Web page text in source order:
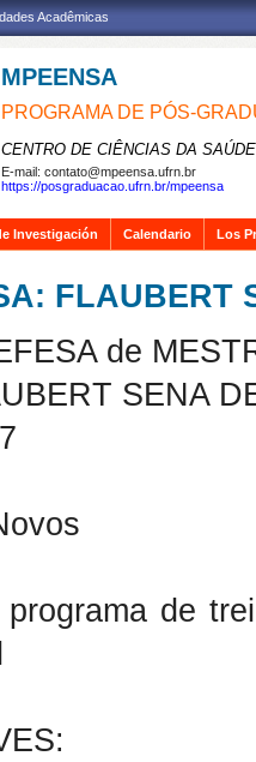
Acadêmicas
MPEENSA
PROGRAMA DE PÓS-
CENTRO DE CIÊNCIAS DA SAÚDE
E-mail: contato@mpeensa.ufrn.br
https://posgraduacao.ufrn.br/mpeensa
Investigación Calendario Los
FLAUBERT
de
SENA
de